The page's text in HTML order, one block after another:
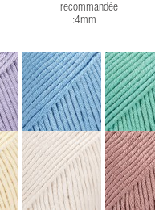
recommandée
:4mm